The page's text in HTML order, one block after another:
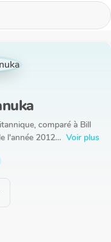
comparé à Bill
l'année 2012… Voir plus